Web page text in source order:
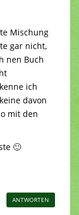
Mischung
gar nicht,
nen Buch
ich
davon
mit den
🙂
ANTWORTEN